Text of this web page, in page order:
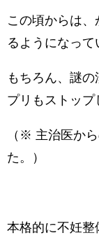
この頃からは
るようになって
もちろん、謎
プリもストップ
（※ 主治医か
た。）
本格的に不妊整